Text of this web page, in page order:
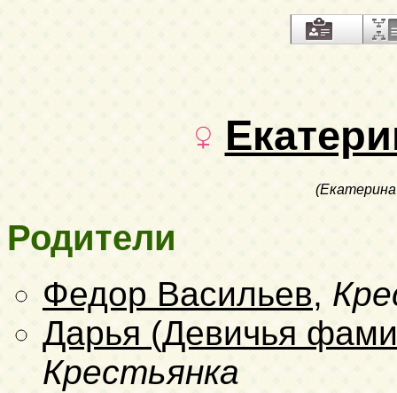
Родители
Федор Васильев,
Дарья (Девичья
Крестьянка